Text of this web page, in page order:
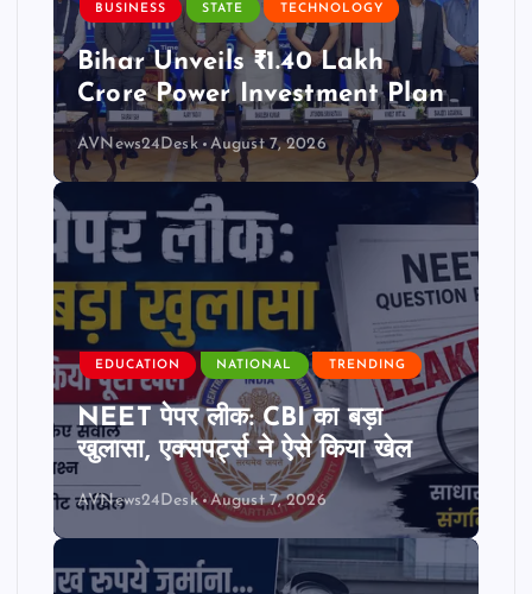
BUSINESS STATE TECHNOLOGY
Bihar Unveils ₹1.40 Lakh
Crore Power Investment Plan
AVNews24Desk August 7, 2026
EDUCATION NATIONAL TRENDING
NEET पेपर लीक: CBI का बड़ा
खुलासा, एक्सपर्ट्स ने ऐसे किया खेल
AVNews24Desk August 7, 2026